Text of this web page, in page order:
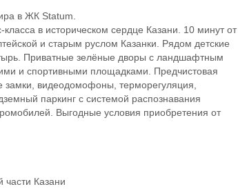
в ЖК Statum.
в историческом сердце Казани. 10 минут от
и старым руслом Казанки. Рядом детские
Приватные зелёные дворы с ландшафтным
и спортивными площадками. Предчистовая
видеодомофоны, терморегуляция,
паркинг с системой распознавания
Выгодные условия приобретения от
части Казани